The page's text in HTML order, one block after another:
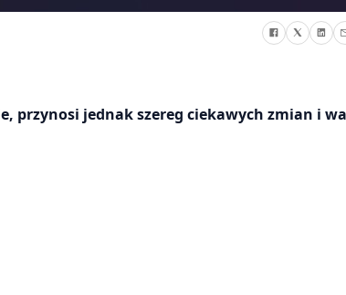
przynosi jednak szereg ciekawych zmian i